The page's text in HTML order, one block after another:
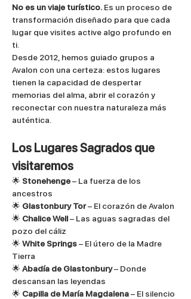
No es un viaje turístico. Es un proceso de
transformación diseñado para que cada
lugar que visites active algo profundo en
ti.
Desde 2012, hemos guiado grupos a
Avalon con una certeza: estos lugares
tienen la capacidad de despertar
memorias del alma, abrir el corazón y
reconectar con nuestra naturaleza más
auténtica.
Los Lugares Sagrados que
visitaremos
🌟 Stonehenge – La fuerza de los
ancestros
🌟 Glastonbury Tor – El corazón de Avalon
🌟 Chalice Well – Las aguas sagradas del
pozo del cáliz
🌟 White Springs – El útero de la Madre
Tierra
🌟 Abadía de Glastonbury – Donde
descansan las leyendas
🌟 Capilla de María Magdalena – El silencio